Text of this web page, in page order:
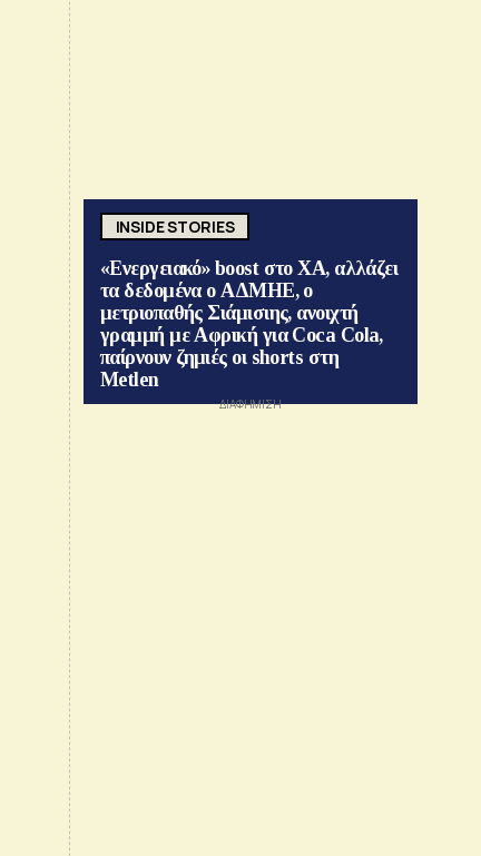
INSIDE STORIES
«Ενεργειακό» boost στο ΧΑ, αλλάζει
τα δεδομένα ο ΑΔΜΗΕ, ο
μετριοπαθής Σιάμισιης, ανοιχτή
γραμμή με Αφρική για Coca Cola,
παίρνουν ζημιές οι shorts στη
Metlen